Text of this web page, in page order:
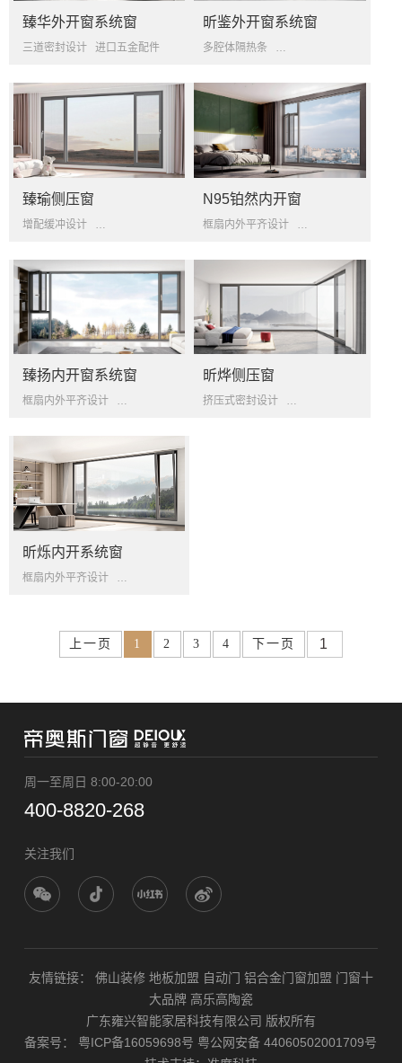
臻华外开窗系统窗
三道密封设计 进口五金配件 性价比之王
昕鉴外开窗系统窗
多腔体隔热条 双臂挡水边设计
臻瑜侧压窗
增配缓冲设计 玻璃扇双功能开启 侧压开启方式
N95铂然内开窗
框扇内外平齐设计 三道密封设计
臻扬内开窗系统窗
框扇内外平齐设计 三道密封设计 垂直等温线设计
昕烨侧压窗
挤压式密封设计 四周多锁点设计
昕烁内开系统窗
框扇内外平齐设计
上一页 1 2 3 4 下一页
周一至周日 8:00-20:00
400-8820-268
关注我们
友情链接： 佛山装修 地板加盟 自动门 铝合金门窗加盟 门窗十
大品牌 高乐高陶瓷
广东雍兴智能家居科技有限公司 版权所有
备案号： 粤ICP备16059698号 粤公网安备 44060502001709号